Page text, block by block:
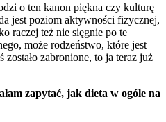
o ten kanon piękna czy kulturę
jest poziom aktywności fizycznej,
raczej też nie sięgnie po te
może rodzeństwo, które jest
zabronione, to ja teraz już
zapytać, jak dieta w ogóle na